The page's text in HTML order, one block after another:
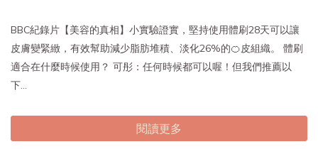
BBC紀錄片【美容的真相】小實驗證實，堅持使用體刷28天可以讓
皮膚變緊緻，有效幫助減少脂肪堆積、淡化26%的🍊皮組織。 體刷
適合在什麼時候使用？ 可彤：任何時候都可以喔！但我們推薦以
下...
閱讀更多